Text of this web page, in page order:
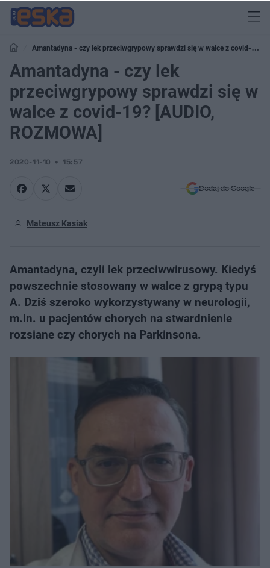
Amantadyna - czy lek przeciwgrypowy sprawdzi się w walce z covid-19?
[AUDIO, ROZMOWA]
Amantadyna - czy lek
przeciwgrypowy sprawdzi się w
walce z covid-19? [AUDIO,
ROZMOWA]
2020-11-10 15:57
Dodaj do Google
Mateusz Kasiak
Amantadyna, czyli lek przeciwwirusowy. Kiedyś
powszechnie stosowany w walce z grypą typu
A. Dziś szeroko wykorzystywany w neurologii,
m.in. u pacjentów chorych na stwardnienie
rozsiane czy chorych na Parkinsona.